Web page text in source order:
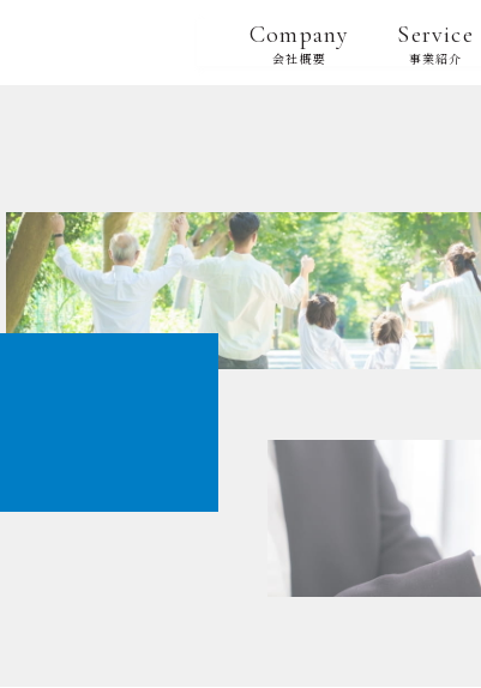
Company
会社概要
Service
事業紹介